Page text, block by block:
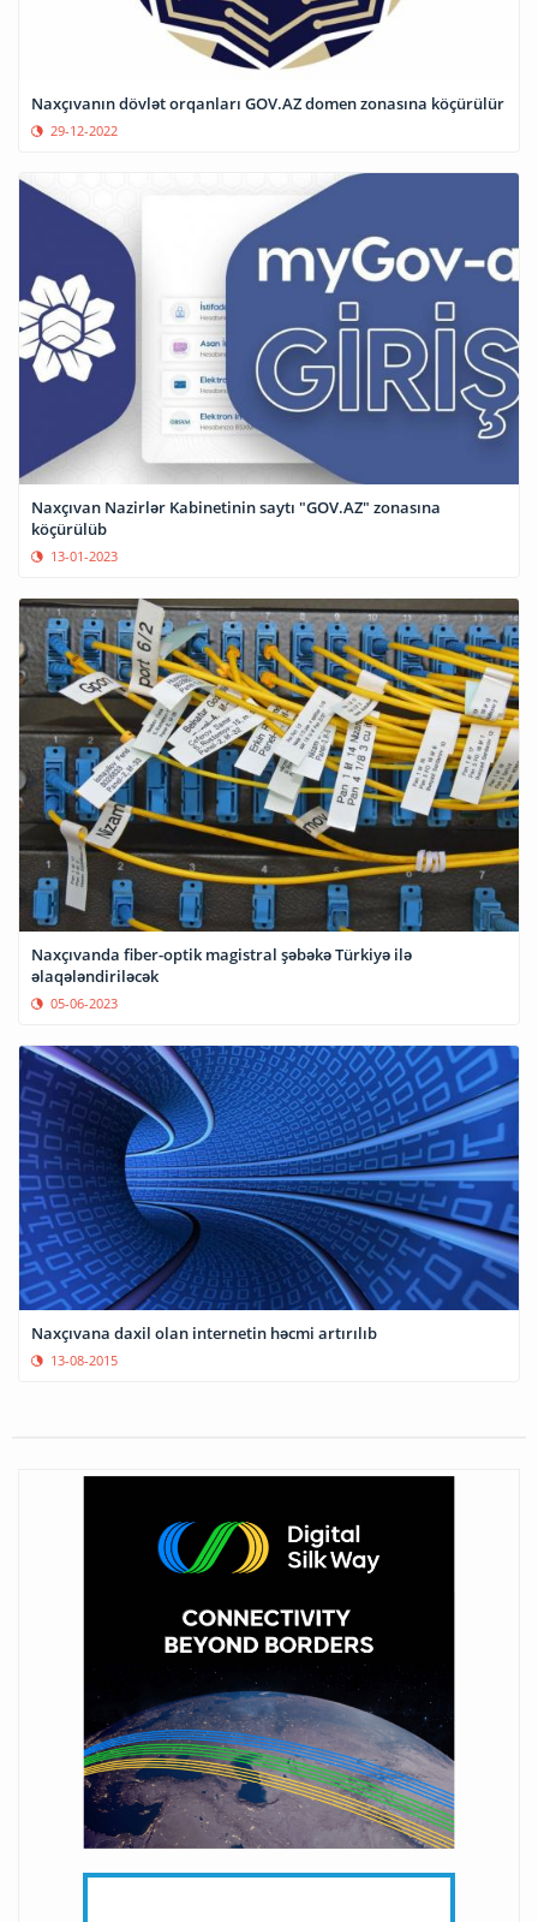
Naxçıvanın dövlət orqanları GOV.AZ domen zonasına köçürülür
29-12-2022
Naxçıvan Nazirlər Kabinetinin saytı "GOV.AZ" zonasına
köçürülüb
13-01-2023
Naxçıvanda fiber-optik magistral şəbəkə Türkiyə ilə
əlaqələndiriləcək
05-06-2023
Naxçıvana daxil olan internetin həcmi artırılıb
13-08-2015